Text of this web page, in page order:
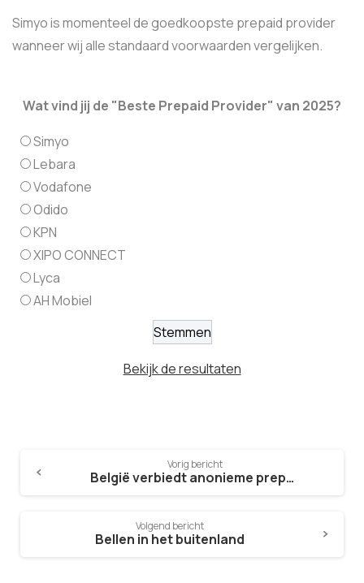
Simyo is momenteel de goedkoopste prepaid provider
wanneer wij alle standaard voorwaarden vergelijken.
Wat vind jij de "Beste Prepaid Provider" van 2025?
Simyo
Lebara
Vodafone
Odido
KPN
XIPO CONNECT
Lyca
AH Mobiel
Bekijk de resultaten
Vorig bericht
België verbiedt anonieme prepaid simkaart
Volgend bericht
Bellen in het buitenland